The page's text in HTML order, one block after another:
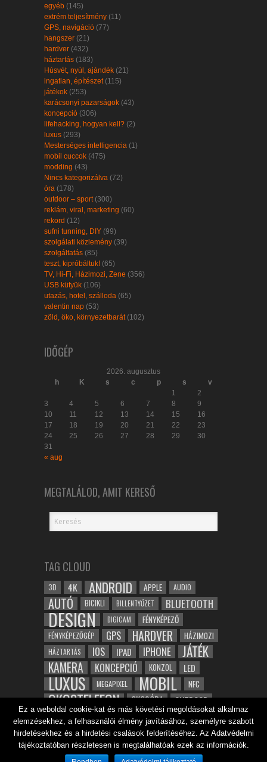
egyéb (145)
extrém teljesítmény (11)
GPS, navigáció (77)
hangszer (21)
hardver (432)
háztartás (183)
Húsvét, nyúl, ajándék (21)
ingatlan, építészet (115)
játékok (253)
karácsonyi pazarságok (43)
koncepció (306)
lifehacking, hogyan kell? (2)
luxus (293)
Mesterséges intelligencia (1)
mobil cuccok (475)
modding (43)
Nincs kategorizálva (72)
óra (178)
outdoor – sport (300)
reklám, viral, marketing (60)
rekord (12)
sufni tunning, DIY (99)
szolgálati közlemény (39)
szolgáltatás (85)
teszt, kipróbáltuk! (65)
TV, Hi-Fi, Házimozi, Zene (356)
USB kütyük (106)
utazás, hotel, szálloda (65)
valentin nap (53)
zöld, öko, környezetbarát (102)
IDŐGÉP
2026. augusztus
h
K s c p s
v
1
2
3
4 5 6 7 8
9
10
11 12 13 14 15
16
17
18 19 20 21 22
23
24
25 26 27 28 29
30
31
« aug
MEGTALÁLOD, AMIT KERESŐ
TAG CLOUD
3D 4K ANDROID APPLE AUDIO
AUTÓ BICIKLI BILLENTYŰZET BLUETOOTH
DESIGN DIGICAM FÉNYKÉPEZŐ
FÉNYKÉPEZŐGÉP GPS HARDVER HÁZIMOZI
HÁZTARTÁS IOS IPAD IPHONE JÁTÉK
KAMERA KONCEPCIÓ KONZOL LED
LUXUS MEGAPIXEL MOBIL NFC
OKOSTELEFON OKOSÓRA OUTDOOR
ROBOT SAMSUNG SPORT TABLET
TESZT VIDEÓ VÍZÁLLÓ WIFI ZENE ZÖLD
ÉPÍTÉSZET ÉRINTŐKÉPERNYŐ ÓRA
Ez a weboldal cookie-kat és más követési megoldásokat alkalmaz
elemzésekhez, a felhasználói élmény javításához, személyre szabott
hirdetésekhez és a hirdetési csalások felderítéséhez. Az Adatvédelmi
tájékoztatóban részletesen is megtalálhatóak ezek az információk.